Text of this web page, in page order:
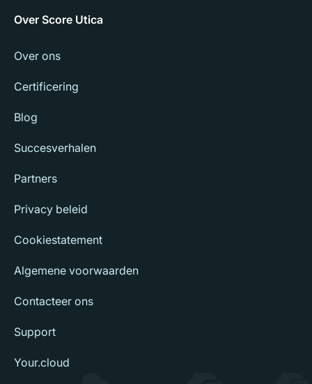
Over Score Utica
Over ons
Certificering
Blog
Succesverhalen
Partners
Privacy beleid
Cookiestatement
Algemene voorwaarden
Contacteer ons
Support
Your.cloud